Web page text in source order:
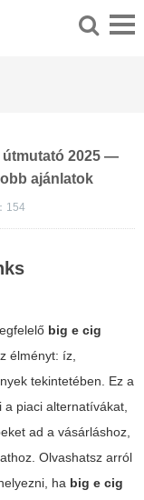
útmutató 2025 —
ajánlatok
154
big e cig
élményt: íz,
tekintetében. Ez a
a piaci alternatívákat,
ad a vásárláshoz,
Olvashatsz arról
ha big e cig